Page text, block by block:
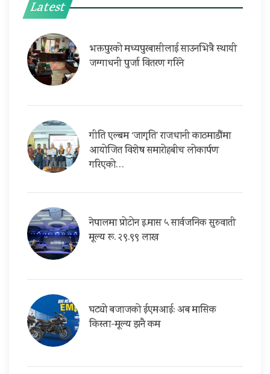
Latest
भक्तपुरको मध्यपुरबासीलाई साउनभित्रै स्थायी
जग्गाधनी पुर्जा वितरण गरिने
गीति एल्बम ‘जागृति’ राजधानी काठमाडौंमा
आयोजित विशेष समारोहबीच लोकार्पण
गरिएको…
नेपालमा प्रोटोन इ.मास ५ सार्वजनिक सुरुवाती
मूल्य रू. २९.९९ लाख
घट्यो बजाजको ईएमआई: अब मासिक
किस्ता-मूल्य झनै कम